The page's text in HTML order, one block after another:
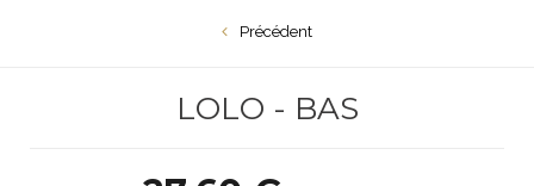
Précédent
LOLO - BAS